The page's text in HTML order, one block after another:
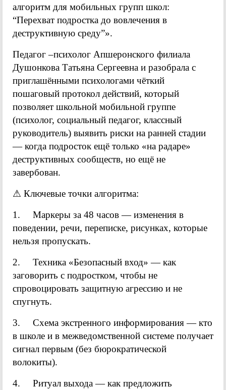
алгоритм для мобильных групп школ:
“Перехват подростка до вовлечения в
деструктивную среду”».
Педагог –психолог Апшеронского филиала
Душонкова Татьяна Сергеевна и разобрала с
приглашёнными психологами чёткий
пошаговый протокол действий, который
позволяет школьной мобильной группе
(психолог, социальный педагог, классный
руководитель) выявить риски на ранней стадии
— когда подросток ещё только «на радаре»
деструктивных сообществ, но ещё не
завербован.
⚠ Ключевые точки алгоритма:
1. Маркеры за 48 часов — изменения в
поведении, речи, переписке, рисунках, которые
нельзя пропускать.
2. Техника «Безопасный вход» — как
заговорить с подростком, чтобы не
спровоцировать защитную агрессию и не
спугнуть.
3. Схема экстренного информирования — кто
в школе и в межведомственной системе получает
сигнал первым (без бюрократической
волокиты).
4. Ритуал выхода — как предложить